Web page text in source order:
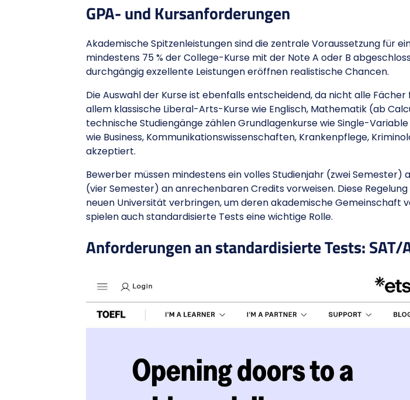
GPA- und Kursanforderungen
Akademische Spitzenleistungen sind die zentrale Voraussetzung für
mindestens 75 % der College-Kurse mit der Note A oder B
durchgängig exzellente Leistungen eröffnen realistische Chancen.
Die Auswahl der Kurse ist ebenfalls entscheidend, da nicht alle
allem klassische Liberal-Arts-Kurse wie Englisch, Mathematik (ab
technische Studiengänge zählen Grundlagenkurse wie Single-
wie Business, Kommunikationswissenschaften, Krankenpflege,
akzeptiert.
Bewerber müssen mindestens ein volles Studienjahr (zwei
(vier Semester) an anrechenbaren Credits vorweisen. Diese
neuen Universität verbringen, um deren akademische Gemeinschaft
spielen auch standardisierte Tests eine wichtige Rolle.
Anforderungen an standardisierte Tests: SAT/